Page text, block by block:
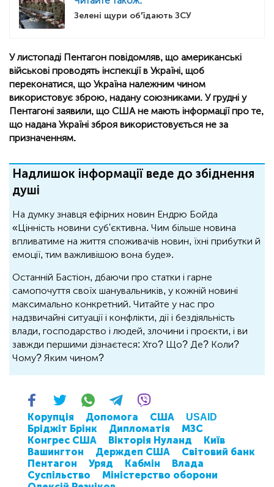
Зелені щури об'їдають ЗСУ
У листопаді Пентагон повідомляв, що американські
військові проводять інспекції в Україні, щоб
переконатися, що Україна належним чином
використовує зброю, надану союзниками. У грудні у
Пентагоні заявили, що США не мають інформації про те,
що надана Україні зброя використовується не за
призначенням.
Надлишок інформації веде до збіднення
душі
На думку знавця ефірних новин Ендрю Бойда
«Цінність новини суб'єктивна. Чим більше новина
впливатиме на життя споживачів новин, їхні прибутки й
емоції, тим важливішою вона буде».
Останній Бастіон, дбаючи про статки і гарне
самопочуття своїх шанувальників, у кожній новині
максимально конкретний. Читайте у нас про
надзвичайні ситуації і конфлікти, дії і бездіяльність
влади, господарство і людей, злочини і проєкти, і ви
завжди першими дізнаєтеся: Хто? Що? Де? Коли?
Чому? Яким чином?
Корупція Допомога США
USAID
Бріджіт Брінк
Дипломатія
МЗС
Конгрес США
Вікторія Нуланд
Київ
Вашингтон
Держдеп США
Світовий банк
Пентагон
Уряд Кабмін
Влада
Суспільство
Міністерство оборони